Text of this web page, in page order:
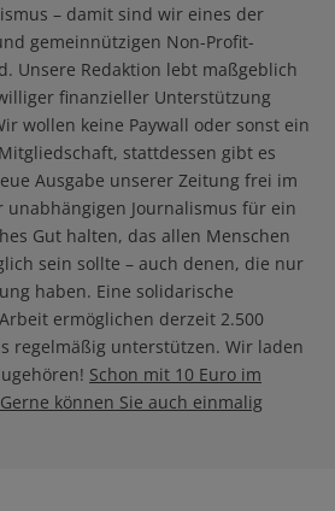
– damit sind wir eines der
gemeinnützigen Non-Profit-
Unsere Redaktion lebt maßgeblich
finanzieller Unterstützung
wollen keine Paywall oder sonst ein
stattdessen gibt es
Ausgabe unserer Zeitung frei im
unabhängigen Journalismus für ein
Gut halten, das allen Menschen
sein sollte – auch denen, die nur
haben. Eine solidarische
ermöglichen derzeit 2.500
regelmäßig unterstützen. Wir laden
Schon mit 10 Euro im
können Sie auch einmalig